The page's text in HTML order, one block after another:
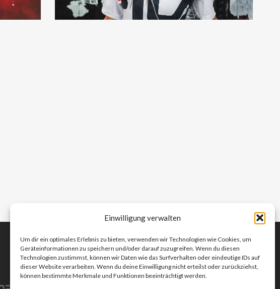
Einwilligung verwalten
Um dir ein optimales Erlebnis zu bieten, verwenden wir Technologien wie Cookies, um
Geräteinformationen zu speichern und/oder darauf zuzugreifen. Wenn du diesen
Technologien zustimmst, können wir Daten wie das Surfverhalten oder eindeutige IDs auf
dieser Website verarbeiten. Wenn du deine Einwilligung nicht erteilst oder zurückziehst,
können bestimmte Merkmale und Funktionen beeinträchtigt werden.